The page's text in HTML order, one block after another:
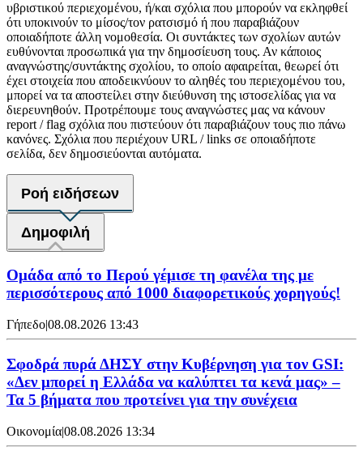
υβριστικού περιεχομένου, ή/και σχόλια που μπορούν να εκληφθεί
ότι υποκινούν το μίσος/τον ρατσισμό ή που παραβιάζουν
οποιαδήποτε άλλη νομοθεσία. Οι συντάκτες των σχολίων αυτών
ευθύνονται προσωπικά για την δημοσίευση τους. Αν κάποιος
αναγνώστης/συντάκτης σχολίου, το οποίο αφαιρείται, θεωρεί ότι
έχει στοιχεία που αποδεικνύουν το αληθές του περιεχομένου του,
μπορεί να τα αποστείλει στην διεύθυνση της ιστοσελίδας για να
διερευνηθούν. Προτρέπουμε τους αναγνώστες μας να κάνουν
report / flag σχόλια που πιστεύουν ότι παραβιάζουν τους πιο πάνω
κανόνες. Σχόλια που περιέχουν URL / links σε οποιαδήποτε
σελίδα, δεν δημοσιεύονται αυτόματα.
Ροή ειδήσεων
Δημοφιλή
Ομάδα από το Περού γέμισε τη φανέλα της με
περισσότερους από 1000 διαφορετικούς χορηγούς!
Γήπεδο|08.08.2026 13:43
Σφοδρά πυρά ΔΗΣΥ στην Κυβέρνηση για τον GSI:
«Δεν μπορεί η Ελλάδα να καλύπτει τα κενά μας» –
Τα 5 βήματα που προτείνει για την συνέχεια
Οικονομία|08.08.2026 13:34